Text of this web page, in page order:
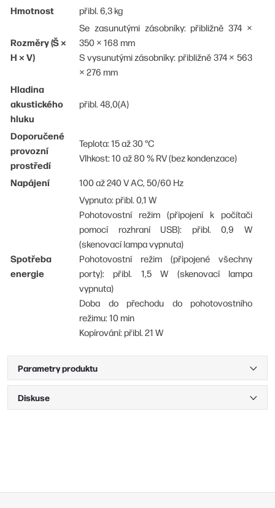
Hmotnost
přibl. 6,3 kg
Rozměry (Š ×
H × V)
Se zasunutými zásobníky: přibližně 374 ×
350 × 168 mm
S vysunutými zásobníky: přibližně 374 × 563
× 276 mm
Hladina
akustického
hluku
přibl. 48,0(A)
Doporučené
provozní
prostředí
Teplota: 15 až 30 °C
Vlhkost: 10 až 80 % RV (bez kondenzace)
Napájení 100 až 240 V AC, 50/60 Hz
Spotřeba
energie
Vypnuto: přibl. 0,1 W
Pohotovostní režim (připojení k počítači
pomocí rozhraní USB): přibl. 0,9 W
(skenovací lampa vypnuta)
Pohotovostní režim (připojené všechny
porty): přibl. 1,5 W (skenovací lampa
vypnuta)
Doba do přechodu do pohotovostního
režimu: 10 min
Kopírování: přibl. 21 W
Parametry produktu
Diskuse